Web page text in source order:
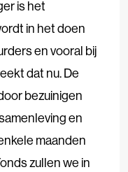
is het
in het doen
en vooral bij
dat nu. De
bezuinigen
en
maanden
zullen we in